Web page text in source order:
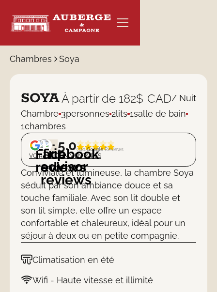
RÉSERVER
Chambres Soya
SOYAÀ partir de 182$ CAD/ Nuit
Chambre 3personnes 2lits 1salle de bain
1chambres
5.0(140)GoogleReviews
VOIR LES COMMENTAIRES
Conviviale et lumineuse, la chambre Soya
séduit par son ambiance douce et sa
touche familiale. Avec son lit double et
son lit simple, elle offre un espace
confortable et chaleureux, idéal pour un
séjour à deux ou en petite compagnie.
Climatisation en été
Wifi - Haute vitesse et illimité